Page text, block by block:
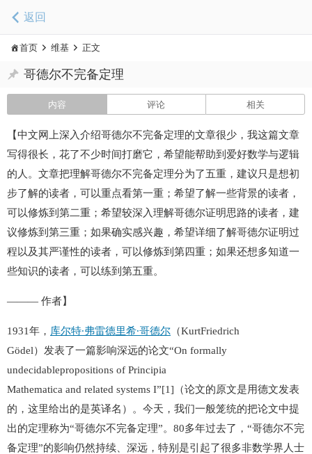
返回
首页 维基 正文
哥德尔不完备定理
内容 评论 相关
【中文网上深入介绍哥德尔不完备定理的文章很少，我这篇文章
写得很长，花了不少时间打磨它，希望能帮助到爱好数学与逻辑
的人。文章把理解哥德尔不完备定理分为了五重，建议只是想初
步了解的读者，可以重点看第一重；希望了解一些背景的读者，
可以修炼到第二重；希望较深入理解哥德尔证明思路的读者，建
议修炼到第三重；如果确实感兴趣，希望详细了解哥德尔证明过
程以及其严谨性的读者，可以修炼到第四重；如果还想多知道一
些知识的读者，可以练到第五重。
——— 作者】
1931年， 库尔特∙弗雷德里希∙哥德尔 （KurtFriedrich
Gödel）发表了一篇影响深远的论文“On formally
undecidablepropositions of Principia
Mathematica and related systems I”[1]（论文的原文是用德文发表
的，这里给出的是英译名）。今天，我们一般笼统的把论文中提
出的定理称为“哥德尔不完备定理”。80多年过去了，“哥德尔不完
备定理”的影响仍然持续、深远，特别是引起了很多非数学界人士